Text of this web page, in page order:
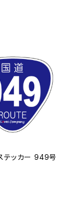
テッカー 949号